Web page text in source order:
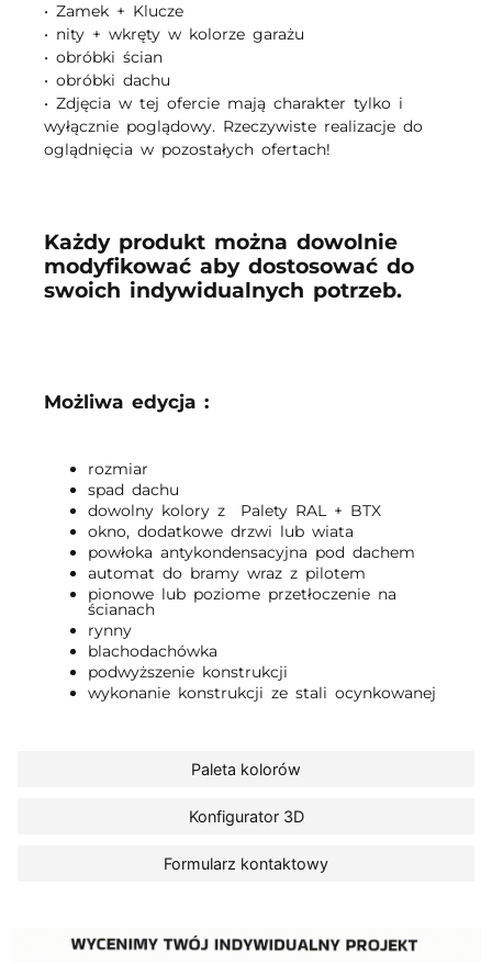
Paleta kolorów
Konfigurator 3D
Formularz kontaktowy
• Zamek + Klucze
• nity + wkręty w kolorze garażu
• obróbki ścian
• obróbki dachu
• Zdjęcia w tej ofercie mają charakter tylko i
wyłącznie poglądowy. Rzeczywiste realizacje do
oglądnięcia w pozostałych ofertach!
Każdy produkt można dowolnie
modyfikować aby dostosować do
swoich indywidualnych potrzeb.
Możliwa edycja :
rozmiar
spad dachu
dowolny kolory z Palety RAL + BTX
okno, dodatkowe drzwi lub wiata
powłoka antykondensacyjna pod dachem
automat do bramy wraz z pilotem
pionowe lub poziome przetłoczenie na
ścianach
rynny
blachodachówka
podwyższenie konstrukcji
wykonanie konstrukcji ze stali ocynkowanej